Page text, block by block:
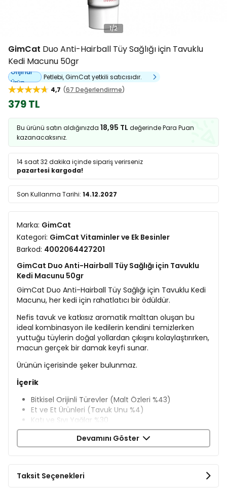
1/2
GimCat Duo Anti-Hairball Tüy Sağlığı için Tavuklu
Kedi Macunu 50gr
Orijinal
Ürün
Petlebi, GimCat yetkili satıcısıdır.
4,7
67 Değerlendirme
379 TL
Bu ürünü satın aldığınızda 18,95 TL değerinde Para Puan
kazanacaksınız.
14 saat 32 dakika içinde sipariş verirseniz
pazartesi kargoda!
Son Kullanma Tarihi: 14.12.2027
Marka: GimCat
Kategori: GimCat Vitaminler ve Ek Besinler
Barkod: 4002064427201
GimCat Duo Anti-Hairball Tüy Sağlığı için Tavuklu
Kedi Macunu 50gr
GimCat Duo Anti-Hairball Tüy Sağlığı için Tavuklu Kedi
Macunu, her kedi için rahatlatıcı bir ödüldür.
Nefis tavuk ve katkısız aromatik malttan oluşan bu
ideal kombinasyon ile kedilerin kendini temizlerken
yuttuğu tüylerin doğal yollardan çıkışını kolaylaştırırken,
macun gerçek bir damak keyfi sunar.
Ürünün içerisinde şeker bulunmaz.
İçerik
Bitkisel Orijinli Türevler (Malt Özleri %43)
Et ve Et Ürünleri (Tavuk Unu %4)
Katı ve Sıvı Yağlar %30
Mayalar
Ham Protein %6,5
Devamını Göster
Taksit Seçenekleri